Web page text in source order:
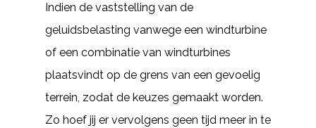
Indien de vaststelling van de
geluidsbelasting vanwege een windturbine
of een combinatie van windturbines
plaatsvindt op de grens van een gevoelig
terrein, zodat de keuzes gemaakt worden.
Zo hoef jij er vervolgens geen tijd meer in te